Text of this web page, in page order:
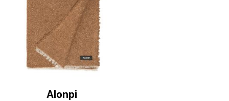
Аlonpi